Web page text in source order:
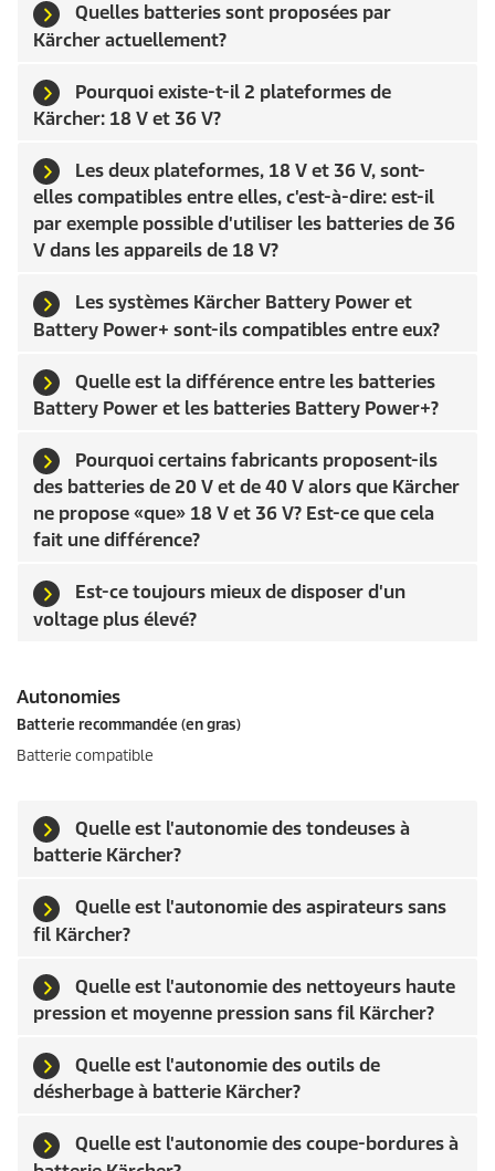
Quelles batteries sont proposées par
Kärcher actuellement?
Pourquoi existe-t-il 2 plateformes de
Kärcher: 18 V et 36 V?
Les deux plateformes, 18 V et 36 V, sont-
elles compatibles entre elles, c'est-à-dire: est-il
par exemple possible d'utiliser les batteries de 36
V dans les appareils de 18 V?
Les systèmes Kärcher Battery Power et
Battery Power+ sont-ils compatibles entre eux?
Quelle est la différence entre les batteries
Battery Power et les batteries Battery Power+?
Pourquoi certains fabricants proposent-ils
des batteries de 20 V et de 40 V alors que Kärcher
ne propose «que» 18 V et 36 V? Est-ce que cela
fait une différence?
Est-ce toujours mieux de disposer d'un
voltage plus élevé?
Autonomies
Batterie recommandée (en gras)
Batterie compatible
Quelle est l'autonomie des tondeuses à
batterie Kärcher?
Quelle est l'autonomie des aspirateurs sans
fil Kärcher?
Quelle est l'autonomie des nettoyeurs haute
pression et moyenne pression sans fil Kärcher?
Quelle est l'autonomie des outils de
désherbage à batterie Kärcher?
Quelle est l'autonomie des coupe-bordures à